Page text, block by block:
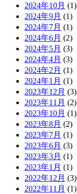
2024年10月 (1)
2024年9月 (1)
2024年7月 (1)
2024年6月 (2)
2024年5月 (3)
2024年4月 (3)
2024年2月 (1)
2024年1月 (1)
2023年12月 (3)
2023年11月 (2)
2023年10月 (1)
2023年8月 (2)
2023年7月 (1)
2023年6月 (3)
2023年3月 (1)
2023年1月 (1)
2022年12月 (3)
2022年11月 (1)